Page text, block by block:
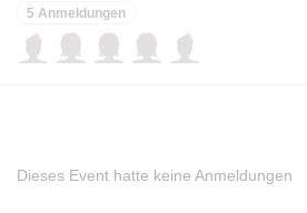
5 Anmeldungen
Dieses Event hatte keine Anmeldungen